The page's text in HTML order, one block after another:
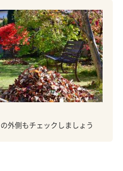
外側もチェックしましょう